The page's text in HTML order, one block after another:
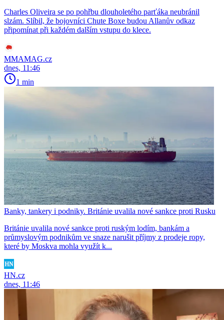
Charles Oliveira se po pohřbu dlouholetého parťáka neubránil
slzám. Slíbil, že bojovníci Chute Boxe budou Allanův odkaz
připomínat při každém dalším vstupu do klece.
MMAMAG.cz
dnes, 11:46
1 min
Banky, tankery i podniky. Británie uvalila nové sankce proti Rusku
Británie uvalila nové sankce proti ruským lodím, bankám a
průmyslovým podnikům ve snaze narušit příjmy z prodeje ropy,
které by Moskva mohla využít k...
HN.cz
dnes, 11:46